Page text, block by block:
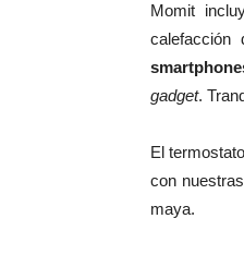
Momit
gadget.
El
con
maya.